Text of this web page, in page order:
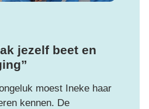
jezelf beet en
moest Ineke haar
kennen. De